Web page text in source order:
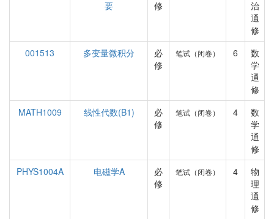
要
修
治
通
修
001513
多变量微积分
必
修
笔试（闭卷） 6
数
学
通
修
MATH1009
线性代数(B1)
必
修
笔试（闭卷） 4
数
学
通
修
PHYS1004A
电磁学A
必
修
笔试（闭卷） 4
物
理
通
修